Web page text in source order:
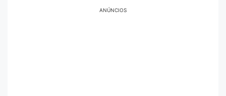
ANÚNCIOS